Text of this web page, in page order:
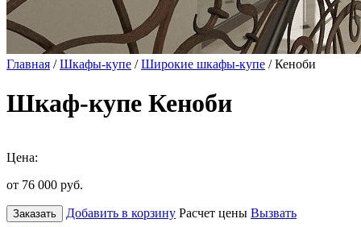
Главная /Шкафы-купе /Широкие шкафы-купе / Кеноби
Шкаф-купе Кеноби
Цена:
от 76 000 руб.
Заказать Добавить в корзину Расчет цены Вызвать